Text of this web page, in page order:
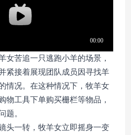
女苦追一只逃跑小羊的场景，
紧接着展现团队成员因寻找羊
情况。在这种情况下，牧羊女
物工具下单购买栅栏等物品，
题。
头一转，牧羊女立即摇身一变